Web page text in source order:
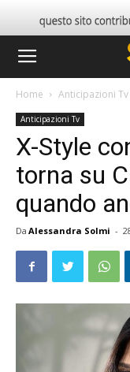
Home Anticipazioni Tv
Anticipazioni Tv
X-Style
torna su
quando
Da Alessandra Solmi -